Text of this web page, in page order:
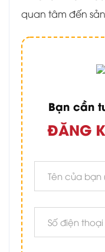
quan tâm đến
Bạn cần
ĐĂNG